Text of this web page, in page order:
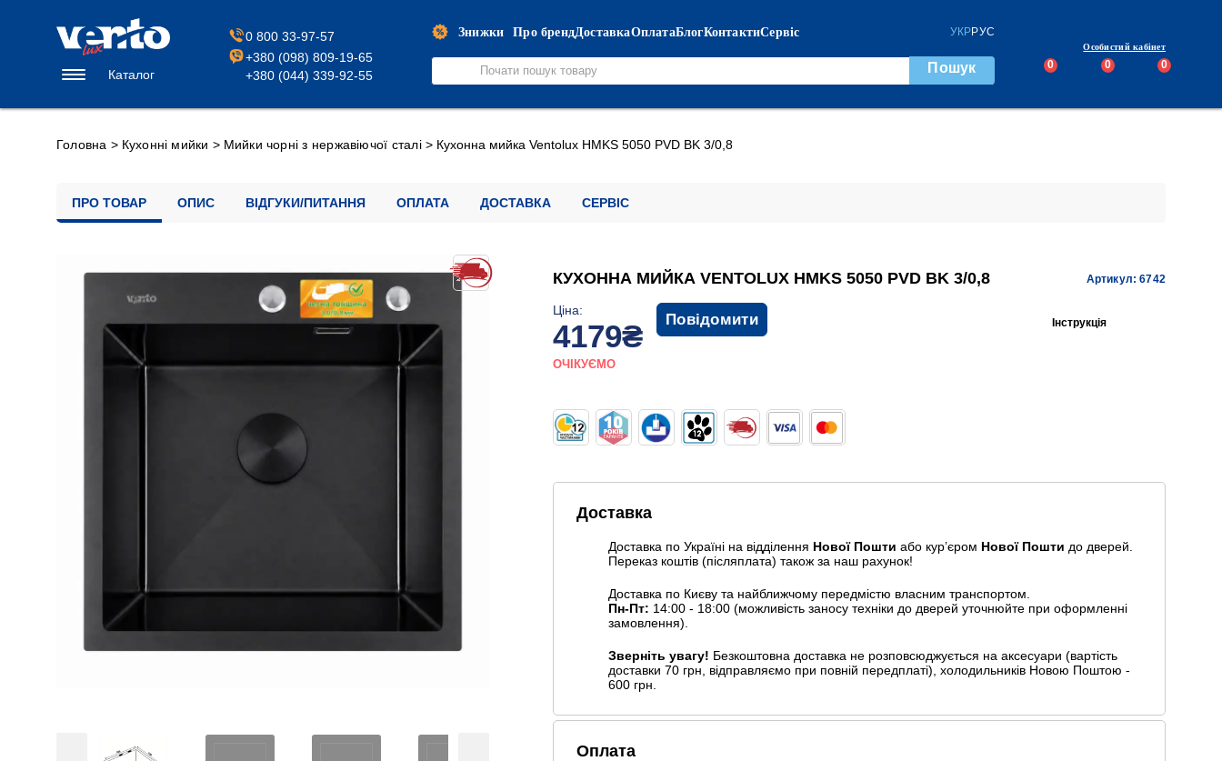
Каталог
0 800 33-97-57
+380 (098) 809-19-65
+380 (044) 339-92-55
Знижки Про брендДоставкаОплатаБлогКонтактиСервіс УКРРУС
Пошук
Особистий кабінет
0 0 0
Головна > Кухонні мийки > Мийки чорні з нержавіючої сталі> Кухонна мийка Ventolux HMKS 5050 PVD BK 3/0,8
ПРО ТОВАР ОПИС ВІДГУКИ/ПИТАННЯ ОПЛАТА ДОСТАВКА СЕРВІС
КУХОННА МИЙКА VENTOLUX HMKS 5050 PVD BK 3/0,8 Артикул: 6742
Ціна:
4179₴
ОЧІКУЄМО
Повідомити Інструкція
Доставка
Доставка по Україні на відділення Нової Пошти або курʼєром Нової Пошти до дверей.
Переказ коштів (післяплата) також за наш рахунок!
Доставка по Києву та найближчому передмістю власним транспортом.
Пн-Пт: 14:00 - 18:00 (можливість заносу техніки до дверей уточнюйте при оформленні
замовлення).
Зверніть увагу! Безкоштовна доставка не розповсюджується на аксесуари (вартість
доставки 70 грн, відправляємо при повній передплаті), холодильників Новою Поштою -
600 грн.
Оплата